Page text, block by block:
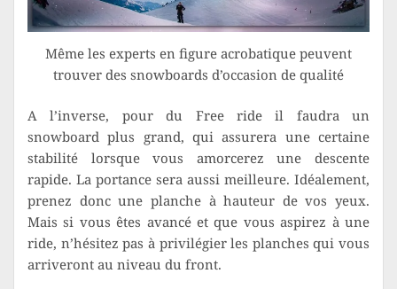
Même les experts en figure acrobatique peuvent
trouver des snowboards d’occasion de qualité
A l’inverse, pour du Free ride il faudra un
snowboard plus grand, qui assurera une certaine
stabilité lorsque vous amorcerez une descente
rapide. La portance sera aussi meilleure. Idéalement,
prenez donc une planche à hauteur de vos yeux.
Mais si vous êtes avancé et que vous aspirez à une
ride, n’hésitez pas à privilégier les planches qui vous
arriveront au niveau du front.